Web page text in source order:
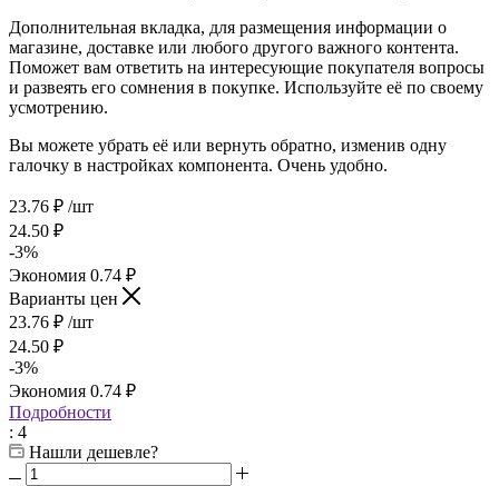
Дополнительная вкладка, для размещения информации о
магазине, доставке или любого другого важного контента.
Поможет вам ответить на интересующие покупателя вопросы
и развеять его сомнения в покупке. Используйте её по своему
усмотрению.
Вы можете убрать её или вернуть обратно, изменив одну
галочку в настройках компонента. Очень удобно.
23.76 ₽ /шт
24.50 ₽
-3%
Экономия 0.74 ₽
Варианты цен
23.76 ₽ /шт
24.50 ₽
-3%
Экономия 0.74 ₽
Подробности
: 4
Нашли дешевле?